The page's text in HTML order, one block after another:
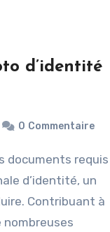
d’identité
0 Commentaire
d’identité, un
Contribuant à
nombreuses